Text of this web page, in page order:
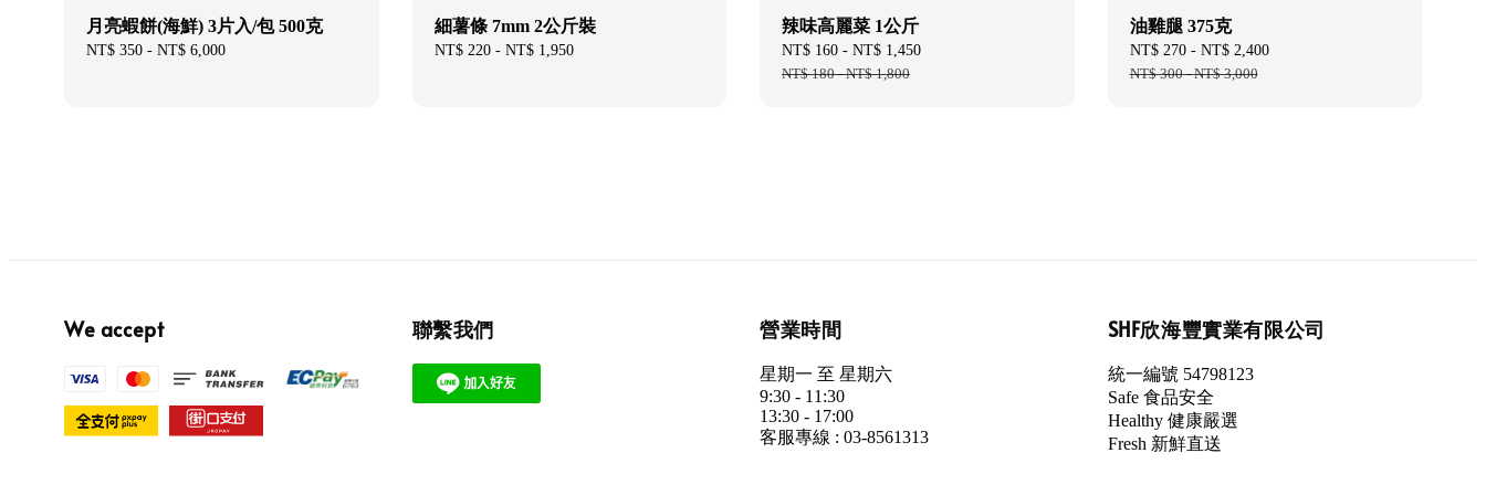
月亮蝦餅(海鮮) 3片入/包 500克
Regular
NT$ 350 - NT$ 6,000
細薯條 7mm 2公斤裝
Regular
NT$ 220- NT$ 1,950
辣味高麗菜 1公斤
Sale
price
NT$ 160 - NT$ 1,450
NT$ 180-NT$ 1,800
油雞腿 375克
Sale
price
NT$ 270- NT$ 2,400
NT$ 300-NT$ 3,000
We accept 聯繫我們 營業時間
星期一 至 星期六
9:30 - 11:30
13:30 - 17:00
客服專線 : 03-8561313
SHF欣海豐實業有限公司
統一編號 54798123
Safe 食品安全
Healthy 健康嚴選
Fresh 新鮮直送